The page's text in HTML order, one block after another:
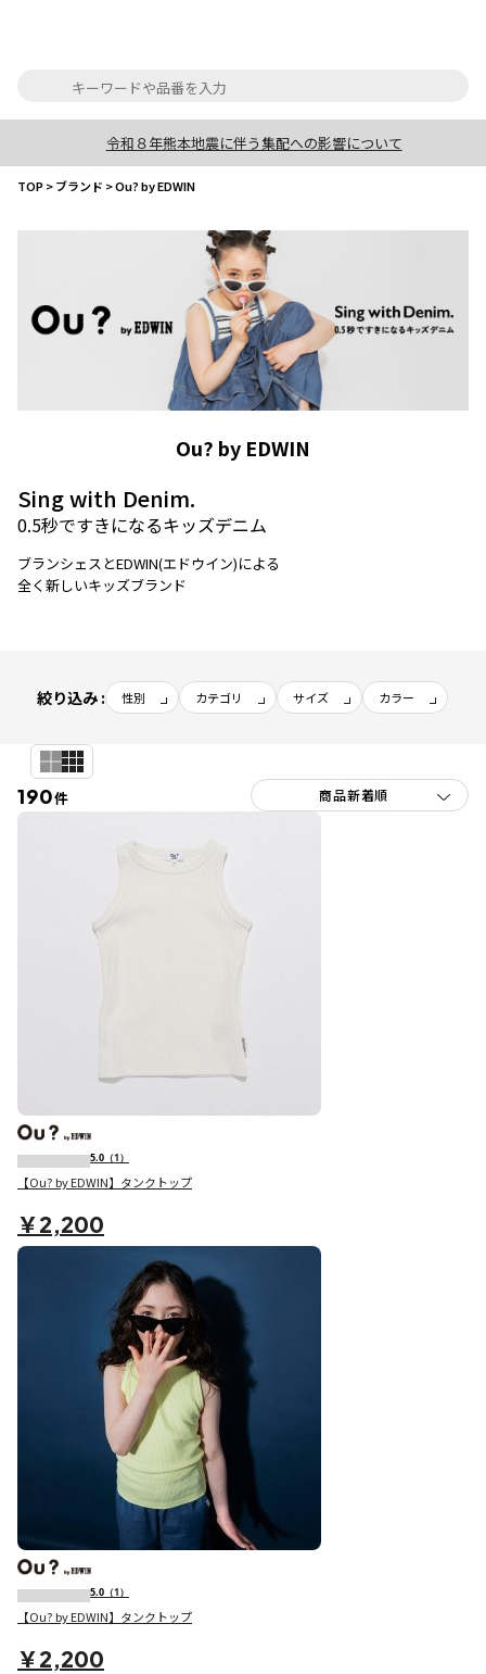
令和８年熊本地震に伴う集配への影響について
TOP>ブランド >Ou? by EDWIN
Ou? by EDWIN
Sing with Denim.
0.5秒ですきになるキッズデニム
ブランシェスとEDWIN(エドウイン)による
全く新しいキッズブランド
絞り込み : 性別 カテゴリ サイズ カラー
190件
5.0 （1）
【Ou? by EDWIN】タンクトップ
￥2,200
5.0 （1）
【Ou? by EDWIN】タンクトップ
￥2,200